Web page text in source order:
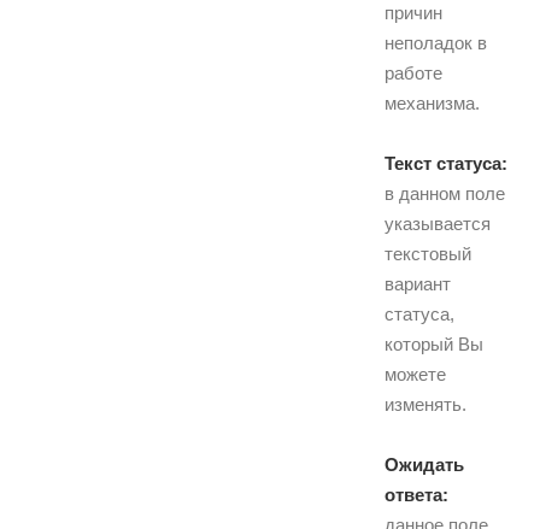
причин
неполадок в
работе
механизма.
Текст статуса:
в данном поле
указывается
текстовый
вариант
статуса,
который Вы
можете
изменять.
Ожидать
ответа:
данное поле